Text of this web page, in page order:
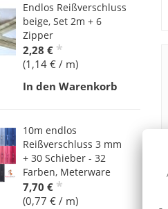
Endlos Reißverschluss
beige, Set 2m + 6
Zipper
2,28 € *
(1,14 € / m)
In den Warenkorb
10m endlos
Reißverschluss 3 mm
+ 30 Schieber - 32
Farben, Meterware
7,70 € *
(0,77 € / m)